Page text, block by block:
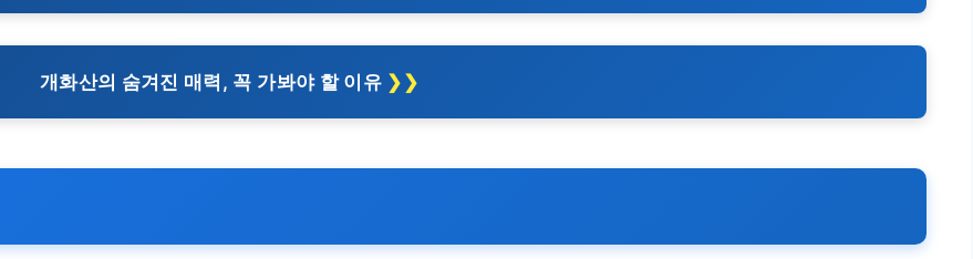
개화산의 숨겨진 매력, 꼭 가봐야 할 이유